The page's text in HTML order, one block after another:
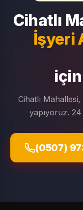
Cihatlı
İşyeri
Cihatlı
yapıyoruz.
(0507)